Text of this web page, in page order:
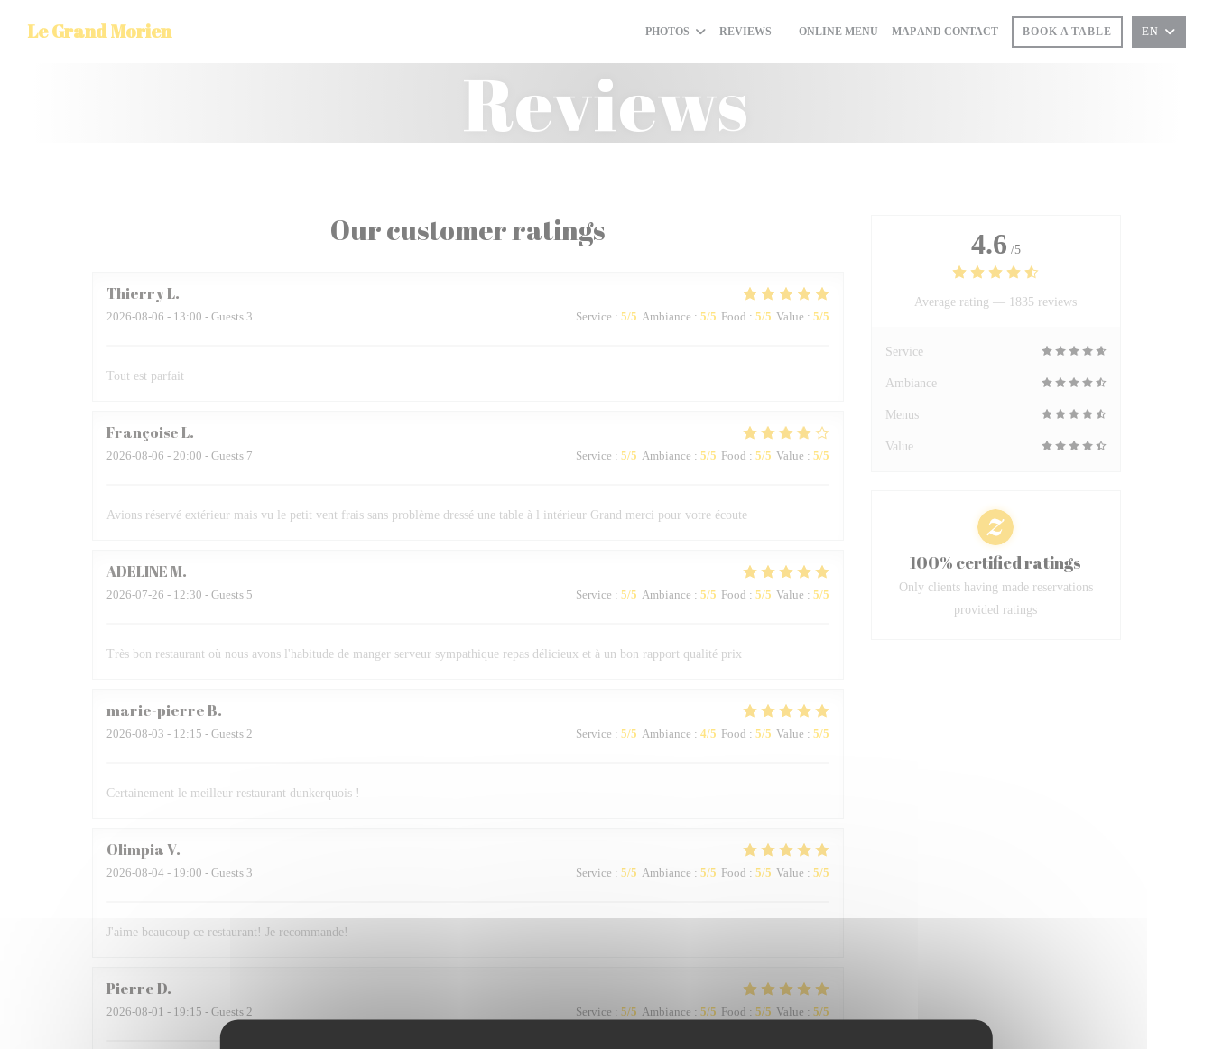
Le Grand Morien PHOTOS REVIEWS ONLINE MENU ((OPENS IN A NEW WINDOW))
MAP AND CONTACT BOOK A TABLE EN
Reviews
Our customer ratings
ThierryL
2026-08-06 - 13:00 - Guests 3 Service : 5/5 Ambiance : 5/5 Food : 5/5 Value : 5/5
Tout est parfait
FrançoiseL
2026-08-06 - 20:00 - Guests 7 Service : 5/5 Ambiance : 5/5 Food : 5/5 Value : 5/5
Avions réservé extérieur mais vu le petit vent frais sans problème dressé une table à l intérieur Grand merci pour votre écoute
ADELINEM
2026-07-26 - 12:30 - Guests 5 Service : 5/5 Ambiance : 5/5 Food : 5/5 Value : 5/5
Très bon restaurant où nous avons l'habitude de manger serveur sympathique repas délicieux et à un bon rapport qualité prix
marie-pierreB
2026-08-03 - 12:15 - Guests 2 Service : 5/5 Ambiance : 4/5 Food : 5/5 Value : 5/5
Certainement le meilleur restaurant dunkerquois !
OlimpiaV
2026-08-04 - 19:00 - Guests 3 Service : 5/5 Ambiance : 5/5 Food : 5/5 Value : 5/5
J'aime beaucoup ce restaurant! Je recommande!
PierreD
2026-08-01 - 19:15 - Guests 2 Service : 5/5 Ambiance : 5/5 Food : 5/5 Value : 5/5
4.6 /5
Average rating — 1835 reviews
Service
Ambiance
Menus
Value
100% certified ratings
Only clients having made reservations
provided ratings